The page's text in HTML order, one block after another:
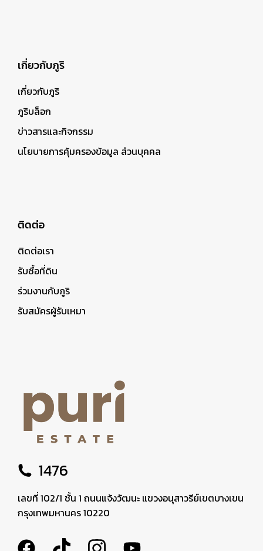
เกี่ยวกับภูริ
เกี่ยวกับภูริ
ภูริบล็อก
ข่าวสารและกิจกรรม
นโยบายการคุ้มครองข้อมูล ส่วนบุคคล
ติดต่อ
ติดต่อเรา
รับซื้อที่ดิน
ร่วมงานกับภูริ
รับสมัครผู้รับเหมา
1476
เลขที่ 102/1 ชั้น 1 ถนนแจ้งวัฒนะ แขวงอนุสาวรีย์เขตบางเขน
กรุงเทพมหานคร 10220